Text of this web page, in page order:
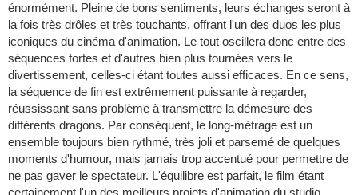
énormément. Pleine de bons sentiments, leurs échanges seront à
la fois très drôles et très touchants, offrant l'un des duos les plus
iconiques du cinéma d'animation. Le tout oscillera donc entre des
séquences fortes et d'autres bien plus tournées vers le
divertissement, celles-ci étant toutes aussi efficaces. En ce sens,
la séquence de fin est extrêmement puissante à regarder,
réussissant sans problème à transmettre la démesure des
différents dragons. Par conséquent, le long-métrage est un
ensemble toujours bien rythmé, très joli et parsemé de quelques
moments d'humour, mais jamais trop accentué pour permettre de
ne pas gaver le spectateur. L'équilibre est parfait, le film étant